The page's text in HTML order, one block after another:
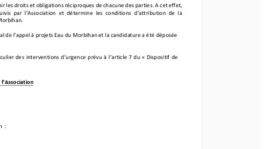
droits et obligations réciproques de chacune des parties. A cet effet,
par    l’As sociation et   détermine les   conditions d’attribution de   la
.
de   l’appel à projets Eau    du   Morbihan et   la  candidature a  été déposée
des    interventions d’urgence à l’article 7  du   «  Dispositif de
les droits et obligations réciproques de chacune des parties. A cet effet,
par    l’As sociation et   détermine les   conditions d’attribution de   la
.
de   l’appel à projets Eau    du   Morbihan et   la  candidature a  été déposée
des    interventions d’urgence prévu à l’article 7  du   «  Dispo
sitif de
l’Association
: